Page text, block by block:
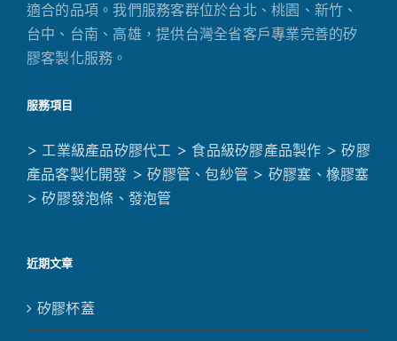
適合的品項。我們服務客群位於台北、桃園、新竹、
台中、台南、高雄，提供台灣全省客戶專業完善的矽
膠客製化服務。
服務項目
> 工業級產品矽膠代工 > 食品級矽膠產品製作 > 矽膠
產品客製化開發 > 矽膠管、包紗管 > 矽膠塞、橡膠塞
> 矽膠發泡條、發泡管
近期文章
矽膠杯蓋